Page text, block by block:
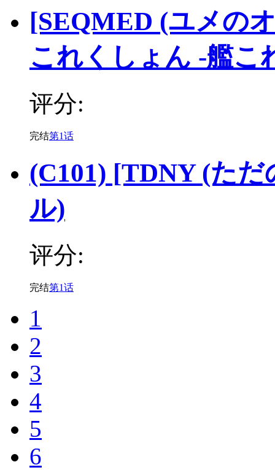
[SEQMED (ユメの
これくしょん -艦こ
评分:
完结第1话
(C101) [TDNY (た
ル)
评分:
完结第1话
1
2
3
4
5
6